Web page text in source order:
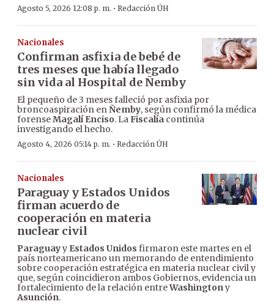
Agosto 5, 2026 12:08 p. m. · Redacción ÚH
Nacionales
Confirman asfixia de bebé de
tres meses que había llegado
sin vida al Hospital de Ñemby
El pequeño de 3 meses falleció por asfixia por
broncoaspiración enÑemby, según confirmó la médica
forenseMagalí Enciso. LaFiscalía continúa
investigando el hecho.
Agosto 4, 2026 05:14 p. m. · Redacción ÚH
Nacionales
Paraguay y Estados Unidos
firman acuerdo de
cooperación en materia
nuclear civil
Paraguayy Estados Unidos firmaron este martes en el
país norteamericano un memorando de entendimiento
sobre cooperación estratégica en materia nuclear civil y
que, según coincidieron ambos Gobiernos, evidencia un
fortalecimiento de la relación entreWashingtony
Asunción.